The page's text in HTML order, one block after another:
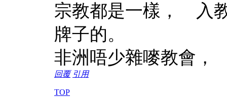
宗教都是一樣， 入
牌子的。
非洲唔少雜嘜教會
回覆 引用
TOP